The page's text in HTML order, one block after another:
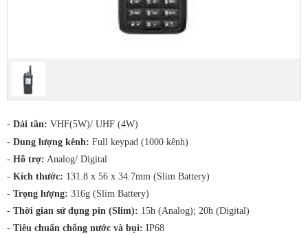
- Dải tần: VHF(5W)/ UHF (4W)
- Dung lượng kênh: Full keypad (1000 kênh)
- Hỗ trợ: Analog/ Digital
- Kích thước: 131.8 x 56 x 34.7mm (Slim Battery)
- Trọng lượng: 316g (Slim Battery)
- Thời gian sử dụng pin (Slim): 15h (Analog); 20h (Digital)
- Tiêu chuẩn chống nước và bụi: IP68